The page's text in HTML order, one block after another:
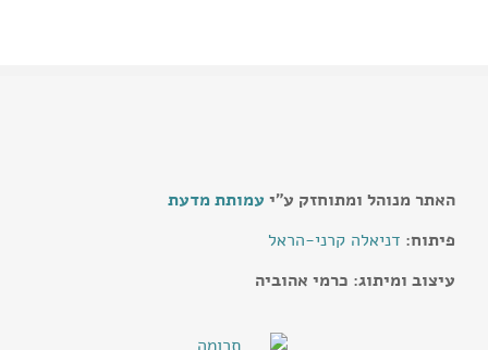
האתר מנוהל ומתוחזק ע"י עמותת מדעת
פיתוח: דניאלה קרני-הראל
עיצוב ומיתוג: כרמי אהוביה